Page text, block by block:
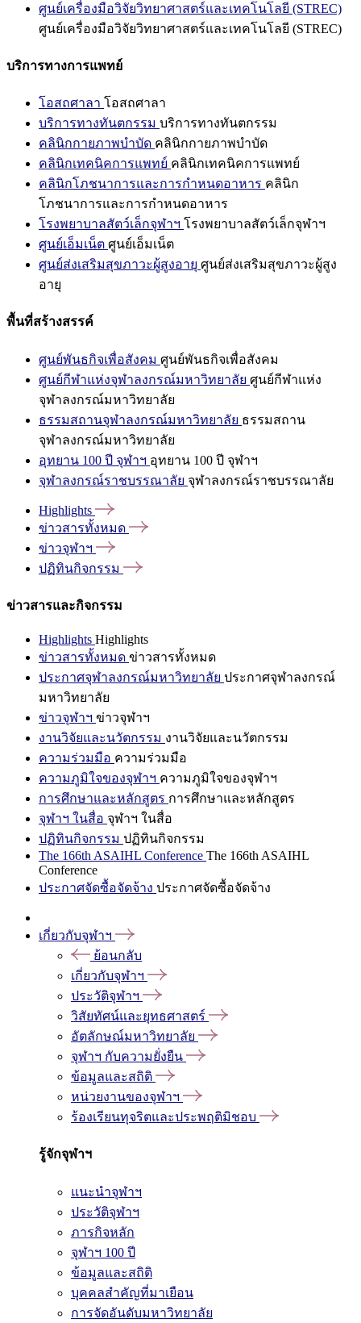
ศูนย์เครื่องมือวิจัยวิทยาศาสตร์และเทคโนโลยี (STREC)
ศูนย์เครื่องมือวิจัยวิทยาศาสตร์และเทคโนโลยี (STREC)
บริการทางการแพทย์
โอสถศาลา โอสถศาลา
บริการทางทันตกรรม บริการทางทันตกรรม
คลินิกกายภาพบำบัด คลินิกกายภาพบำบัด
คลินิกเทคนิคการแพทย์ คลินิกเทคนิคการแพทย์
คลินิกโภชนาการและการกำหนดอาหาร คลินิก
โภชนาการและการกำหนดอาหาร
โรงพยาบาลสัตว์เล็กจุฬาฯ โรงพยาบาลสัตว์เล็กจุฬาฯ
ศูนย์เอ็มเน็ต ศูนย์เอ็มเน็ต
ศูนย์ส่งเสริมสุขภาวะผู้สูงอายุ ศูนย์ส่งเสริมสุขภาวะผู้สูง
อายุ
พื้นที่สร้างสรรค์
ศูนย์พันธกิจเพื่อสังคม ศูนย์พันธกิจเพื่อสังคม
ศูนย์กีฬาแห่งจุฬาลงกรณ์มหาวิทยาลัย ศูนย์กีฬาแห่ง
จุฬาลงกรณ์มหาวิทยาลัย
ธรรมสถานจุฬาลงกรณ์มหาวิทยาลัย ธรรมสถาน
จุฬาลงกรณ์มหาวิทยาลัย
อุทยาน 100 ปี จุฬาฯ อุทยาน 100 ปี จุฬาฯ
จุฬาลงกรณ์ราชบรรณาลัย จุฬาลงกรณ์ราชบรรณาลัย
Highlights
ข่าวสารทั้งหมด
ข่าวจุฬาฯ
ปฏิทินกิจกรรม
ข่าวสารและกิจกรรม
Highlights Highlights
ข่าวสารทั้งหมด ข่าวสารทั้งหมด
ประกาศจุฬาลงกรณ์มหาวิทยาลัย ประกาศจุฬาลงกรณ์
มหาวิทยาลัย
ข่าวจุฬาฯ ข่าวจุฬาฯ
งานวิจัยและนวัตกรรม งานวิจัยและนวัตกรรม
ความร่วมมือ ความร่วมมือ
ความภูมิใจของจุฬาฯ ความภูมิใจของจุฬาฯ
การศึกษาและหลักสูตร การศึกษาและหลักสูตร
จุฬาฯ ในสื่อ จุฬาฯ ในสื่อ
ปฏิทินกิจกรรม ปฏิทินกิจกรรม
The 166th ASAIHL Conference The 166th ASAIHL
Conference
ประกาศจัดซื้อจัดจ้าง ประกาศจัดซื้อจัดจ้าง
เกี่ยวกับจุฬาฯ
ย้อนกลับ
เกี่ยวกับจุฬาฯ
ประวัติจุฬาฯ
วิสัยทัศน์และยุทธศาสตร์
อัตลักษณ์มหาวิทยาลัย
จุฬาฯ กับความยั่งยืน
ข้อมูลและสถิติ
หน่วยงานของจุฬาฯ
ร้องเรียนทุจริตและประพฤติมิชอบ
รู้จักจุฬาฯ
แนะนำจุฬาฯ
ประวัติจุฬาฯ
ภารกิจหลัก
จุฬาฯ 100 ปี
ข้อมูลและสถิติ
บุคคลสำคัญที่มาเยือน
การจัดอันดับมหาวิทยาลัย